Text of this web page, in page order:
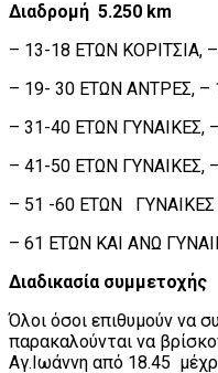
Διαδρομή 5.250 km
– 13-18 ΕΤΩΝ ΚΟΡΙΤΣΙΑ,
– 19- 30 ΕΤΩΝ ΑΝΤΡΕΣ, –
– 31-40 ΕΤΩΝ ΓΥΝΑΙΚΕΣ,
– 41-50 ΕΤΩΝ ΓΥΝΑΙΚΕΣ,
– 51 -60 ΕΤΩΝ
– 61 ΕΤΩΝ ΚΑΙ ΑΝΩ
Διαδικασία συμμετοχής
Όλοι όσοι επιθυμούν να
παρακαλούνται να
Αγ.Ιωάννη από 18.45